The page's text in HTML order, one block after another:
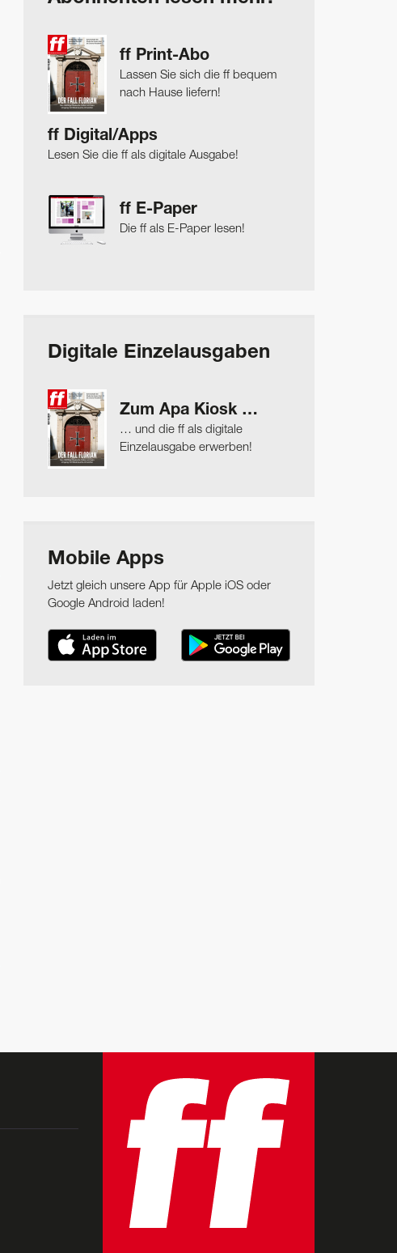
ff Print-Abo
Lassen Sie sich die ff bequem
nach Hause liefern!
ff Digital/Apps
Lesen Sie die ff als digitale Ausgabe!
ff E-Paper
Die ff als E-Paper lesen!
Digitale Einzelausgaben
Zum Apa Kiosk …
… und die ff als digitale
Einzelausgabe erwerben!
Mobile Apps
Jetzt gleich unsere App für Apple iOS oder
Google Android laden!